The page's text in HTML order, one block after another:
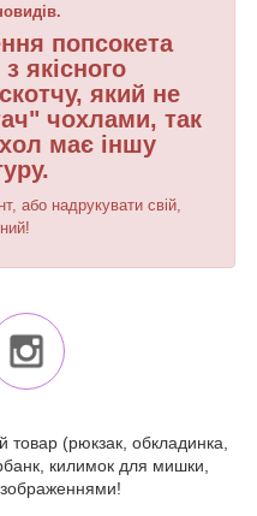
попсокета
якісного
який не
чохлами, так
має іншу
або надрукувати свій,
(рюкзак, обкладинка,
килимок для мишки,